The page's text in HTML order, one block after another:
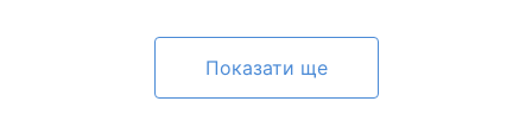
Показати ще